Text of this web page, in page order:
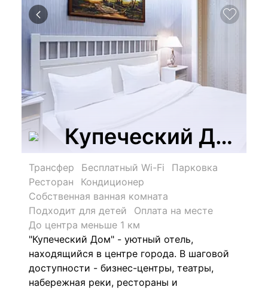
Купеческий Дом
Трансфер Бесплатный Wi-Fi
Парковка
Ресторан
Кондиционер
Собственная ванная комната
Подходит для детей
Оплата на месте
До центра меньше 1 км
"Купеческий Дом" - уютный отель,
находящийся в центре города. В шаговой
доступности - бизнес-центры, театры,
набережная реки, рестораны и